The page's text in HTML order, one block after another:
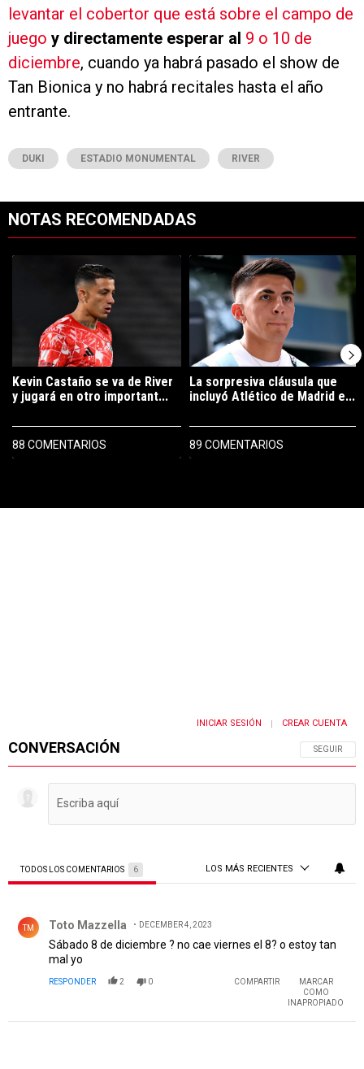
levantar el cobertor que está sobre el campo de
juego y directamente esperar al 9 o 10 de
diciembre, cuando ya habrá pasado el show de
Tan Bionica y no habrá recitales hasta el año
entrante.
DUKI ESTADIO MONUMENTAL RIVER
NOTAS RECOMENDADAS
Un artículo de tendencia con el título "Kevin Castaño se va de
Kevin Castaño se va de River
y jugará en otro important...
88 COMENTARIOS
Un artículo de tendencia con el
La sorpresiva cláusula que
incluyó Atlético de Madrid e...
89 COMENTARIOS
CONVERSACIÓN SIGA ESTA
SEGUIR
INICIAR SESIÓN | CREAR CUENTA
TODOS LOS COMENTARIOS 6 LOS MÁS RECIENTES
TM Toto Mazzella DECEMBER 4, 2023
Sábado 8 de diciembre ? no cae viernes el 8? o estoy tan
mal yo
RESPONDER 2 0 COMPARTIR
MARCAR
COMO
INAPROPIADO